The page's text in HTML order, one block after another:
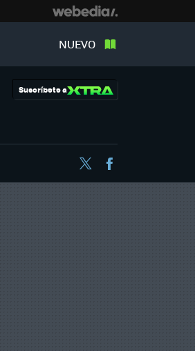
NUEVO
Suscríbete a
Twitter